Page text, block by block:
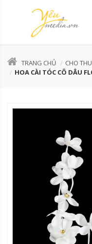
TRANG CHỦ
CHO
HOA CÀI TÓC CÔ DÂU